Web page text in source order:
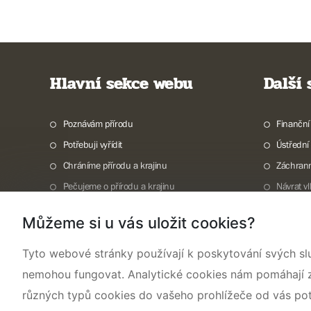
Hlavní sekce webu
Poznávám přírodu
Potřebuji vyřídit
Chráníme přírodu a krajinu
Pečujeme o přírodu a krajinu
O nás
TISKOVÉ ZPRÁVY
Další
Návrat
Mapová
Můžeme si u vás uložit cookies?
Tyto webové stránky používají k poskytování svých
nemohou fungovat. Analytické cookies nám
různých typů cookies do vašeho prohlížeče od vás